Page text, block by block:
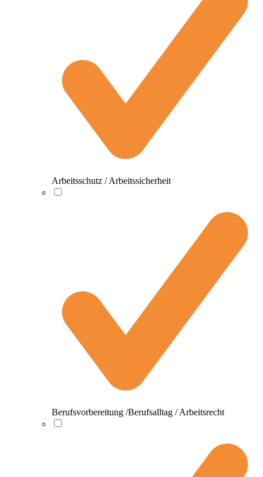
Arbeitsschutz / Arbeitssicherheit
Berufsvorbereitung /Berufsalltag / Arbeitsrecht